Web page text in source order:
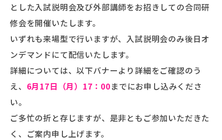
とした入試説明会及び外部講師をお招きしての合同研
修会を開催いたします。
いずれも来場型で行いますが、入試説明会のみ後日オ
ンデマンドにて配信いたします。
詳細については、以下バナーより詳細をご確認のう
え、 6月17日（月）17：00までにお申し込みくださ
い。
ご多忙の折と存じますが、是非ともご参加いただきた
く、ご案内申し上げます。